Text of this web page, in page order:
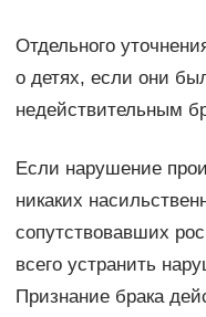
Отдельного
о детях, если они
недействительным
Если нарушение
никаких
сопутствовавших
всего устранить
Признание брака